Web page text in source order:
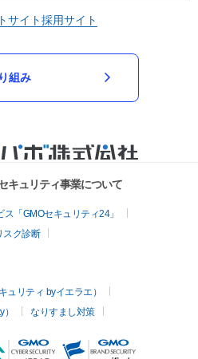
サイト採用サイト
組み
キュリティ事業について
「GMOセキュリティ24」
スク診断
ュリティ byイエラエ）
なりすまし対策